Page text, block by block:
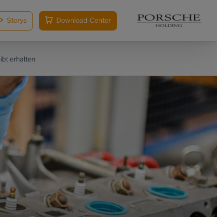
erhalten
Storys Download-Center